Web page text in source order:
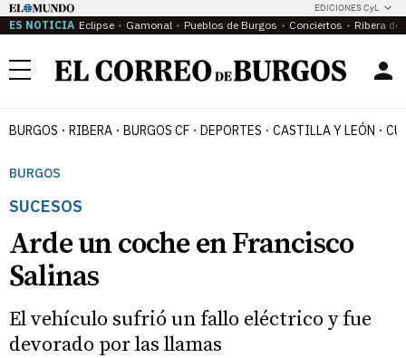
EDICIONES CyL
ES NOTICIA Eclipse Gamonal Pueblos de Burgos Conciertos Ribera del
Menú
BURGOS RIBERA BURGOS CF DEPORTES CASTILLA Y LEÓN
BURGOS
SUCESOS
Arde un coche en Francisco
Salinas
El vehículo sufrió un fallo eléctrico y fue
devorado por las llamas